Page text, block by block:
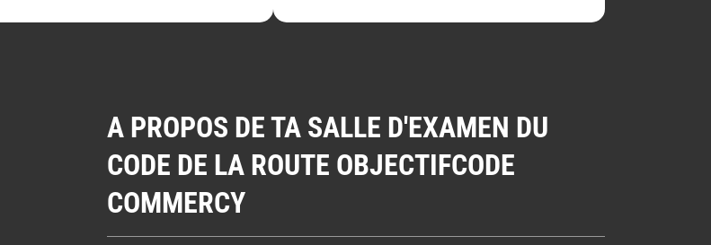
A PROPOS DE TA SALLE D'EXAMEN DU
CODE DE LA ROUTE OBJECTIFCODE
COMMERCY